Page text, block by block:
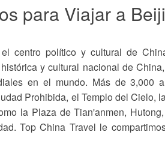
para Viajar a
centro político y cultural de
y cultural nacional de
en el mundo. Más de 3,000
Prohibida, el Templo del Cielo,
la Plaza de Tian'anmen,
Top China Travel le